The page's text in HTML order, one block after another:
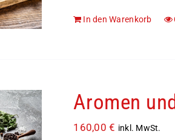
In den Warenkorb
Aromen
160,00€ inkl. MwSt.